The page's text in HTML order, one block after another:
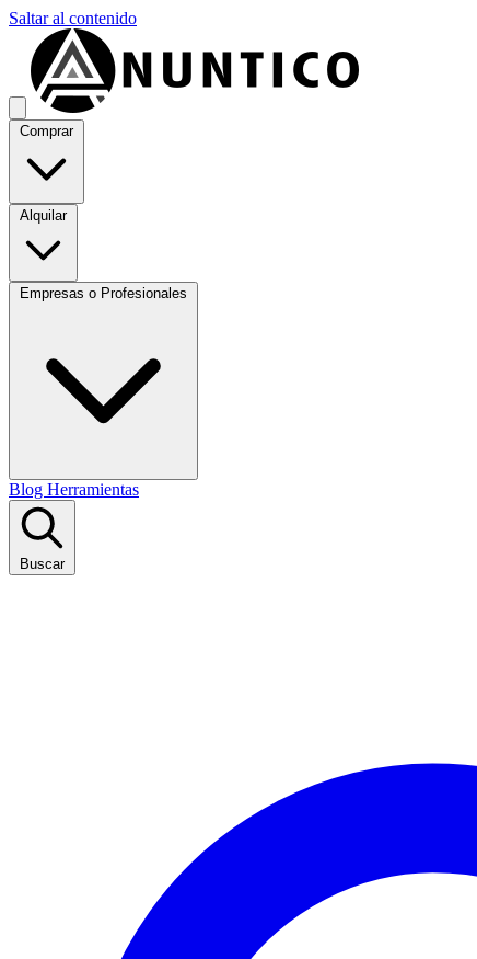
Saltar al contenido
Comprar
Alquilar
Empresas o Profesionales
Blog Herramientas
Buscar